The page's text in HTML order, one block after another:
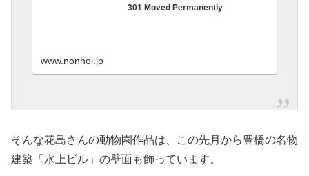
301 Moved Permanently
www.nonhoi.jp
そんな花島さんの動物園作品は、この先月から豊橋の名物
建築「水上ビル」の壁面も飾っています。